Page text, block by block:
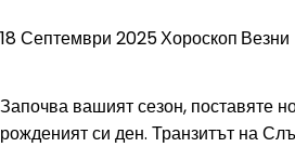
18 Септември 2025Хороскоп Везни
Започва вашият сезон, поставяте
рожденият си ден. Транзитът на